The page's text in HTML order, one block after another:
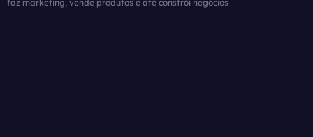
faz marketing, vende produtos e até constrói negócios